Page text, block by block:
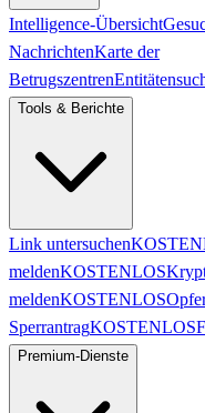
Intelligence-Übersicht
NachrichtenKarte der
Betrugszentren
Tools & Berichte
Link untersuchen
meldenKOSTENLOS
meldenKOSTENLOS
SperrantragKOSTENLOS
Premium-Dienste